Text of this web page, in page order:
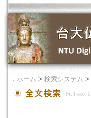
． ホーム > 検索システム >